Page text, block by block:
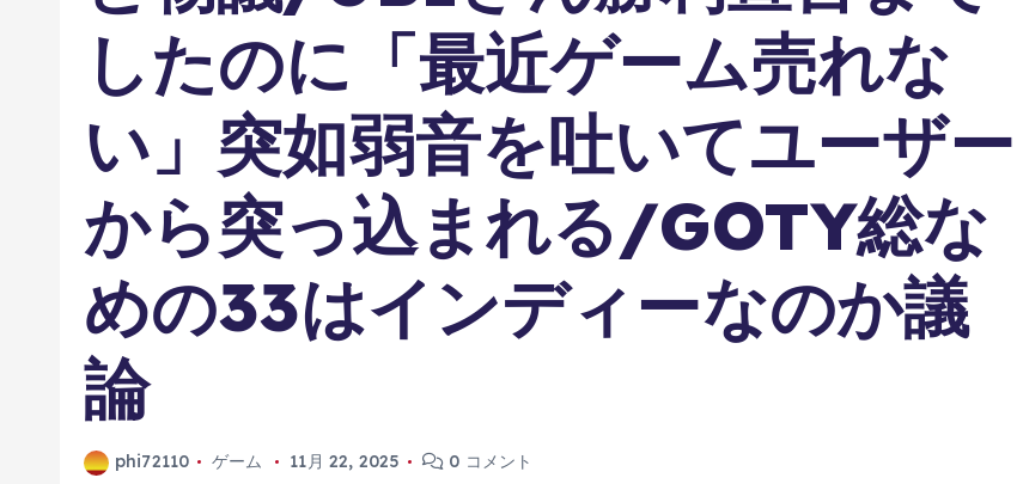
したのに「最近ゲーム売れな
い」突如弱音を吐いてユーザー
から突っ込まれる/GOTY総な
めの33はインディーなのか議
論
phi72110 ゲーム 11月 22, 2025 0 コメント